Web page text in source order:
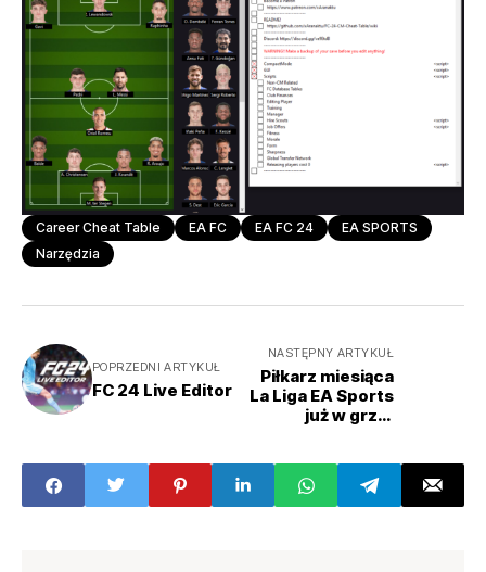
Career Cheat Table EA FC EA FC 24
EA SPORTS
Narzędzia
POPRZEDNI ARTYKUŁ
FC 24 Live Editor
NASTĘPNY ARTYKUŁ
Piłkarz miesiąca
La Liga EA Sports
już w grze,